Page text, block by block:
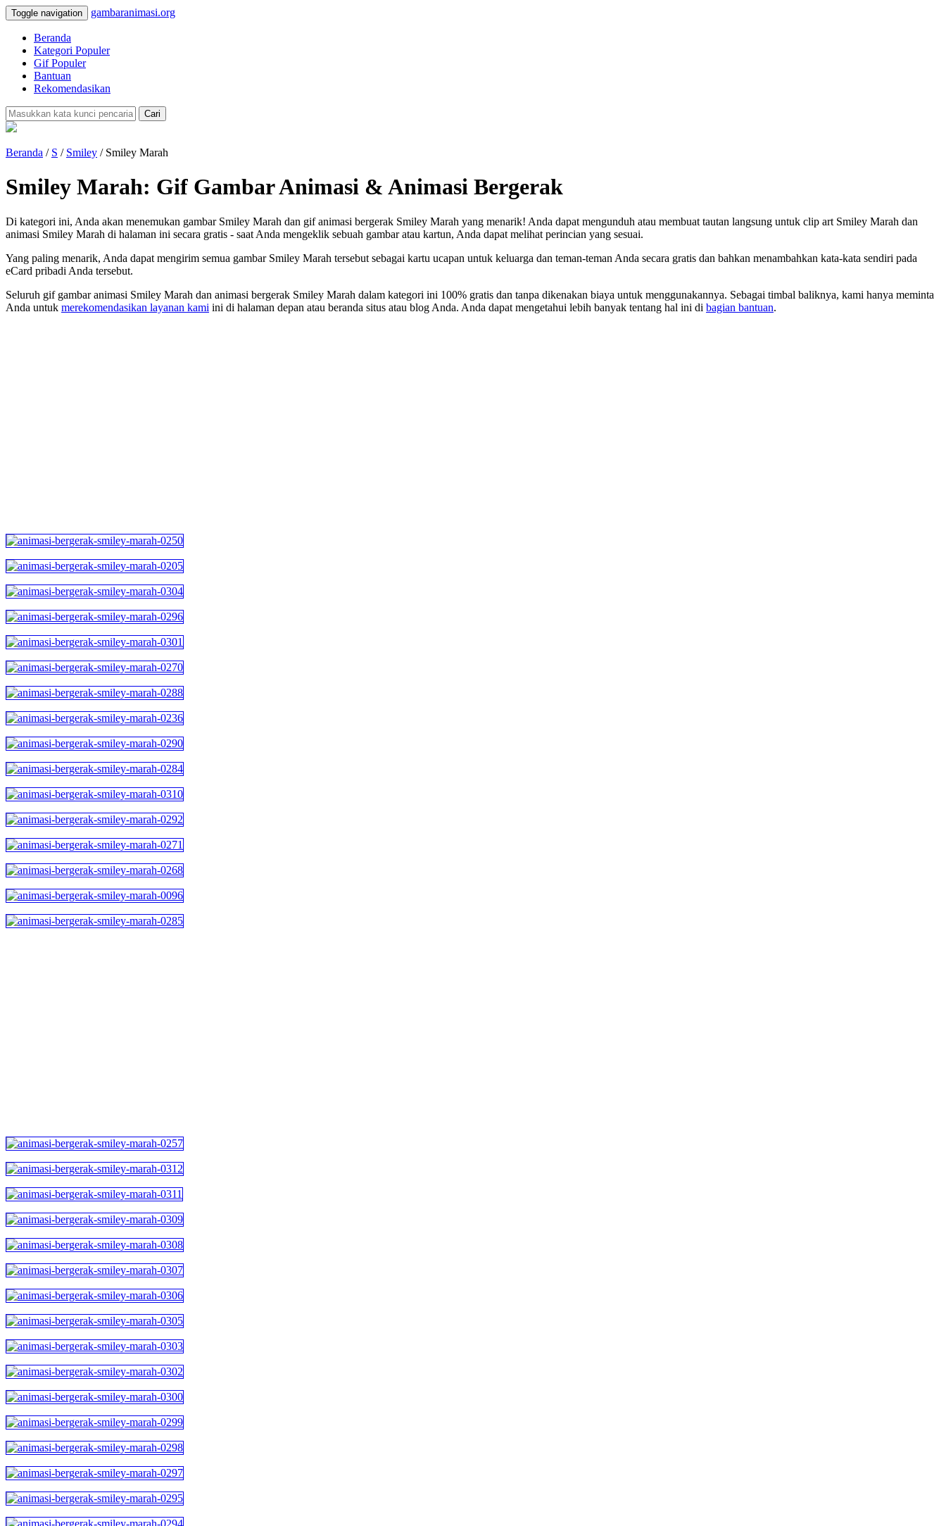
Toggle navigation gambaranimasi.org
Beranda
Kategori Populer
Gif Populer
Bantuan
Rekomendasikan
Cari
Beranda / S / Smiley / Smiley Marah
Smiley Marah: Gif Gambar Animasi & Animasi Bergerak
Di kategori ini, Anda akan menemukan gambar Smiley Marah dan gif animasi bergerak Smiley Marah yang menarik! Anda dapat mengunduh atau membuat tautan langsung untuk clip art Smiley Marah dan
animasi Smiley Marah di halaman ini secara gratis - saat Anda mengeklik sebuah gambar atau kartun, Anda dapat melihat perincian yang sesuai.
Yang paling menarik, Anda dapat mengirim semua gambar Smiley Marah tersebut sebagai kartu ucapan untuk keluarga dan teman-teman Anda secara gratis dan bahkan menambahkan kata-kata sendiri pada
eCard pribadi Anda tersebut.
Seluruh gif gambar animasi Smiley Marah dan animasi bergerak Smiley Marah dalam kategori ini 100% gratis dan tanpa dikenakan biaya untuk menggunakannya. Sebagai timbal baliknya, kami hanya meminta
Anda untuk merekomendasikan layanan kami ini di halaman depan atau beranda situs atau blog Anda. Anda dapat mengetahui lebih banyak tentang hal ini di bagian bantuan.